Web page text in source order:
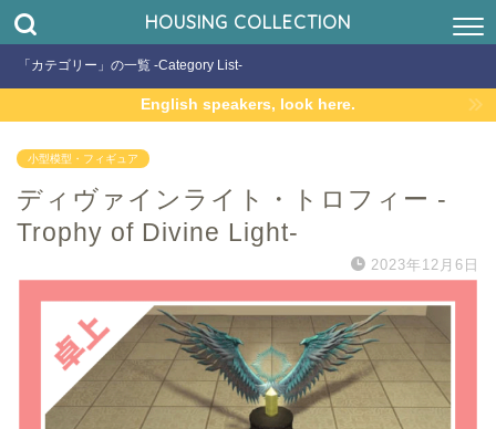
HOUSING COLLECTION
「カテゴリー」の一覧 -Category List-
English speakers, look here.
小型模型・フィギュア
ディヴァインライト・トロフィー -
Trophy of Divine Light-
2023年12月6日